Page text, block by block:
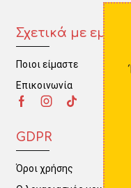
Σχετικά με εμάς
Ποιοι είμαστε
Επικοινωνία
GDPR
Όροι χρήσης